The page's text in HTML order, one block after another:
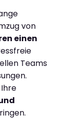
von
einen
Teams